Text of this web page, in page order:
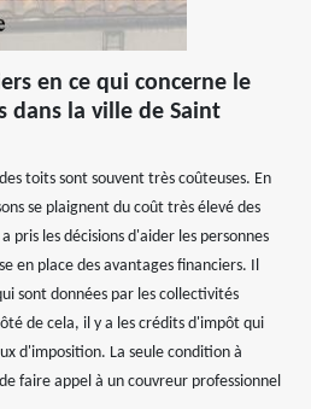
en ce qui concerne le
dans la ville de Saint
toits sont souvent très coûteuses. En
se plaignent du coût très élevé des
pris les décisions d'aider les personnes
en place des avantages financiers. Il
sont données par les collectivités
de cela, il y a les crédits d'impôt qui
d'imposition. La seule condition à
faire appel à un couvreur professionnel